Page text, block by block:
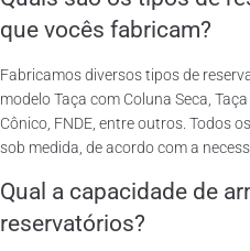
que vocês fabricam?
Fabricamos diversos tipos de
modelo Taça com Coluna Seca,
Cônico, FNDE, entre outros. Todos
sob medida, de acordo com a
Qual a capacidade de
reservatórios?